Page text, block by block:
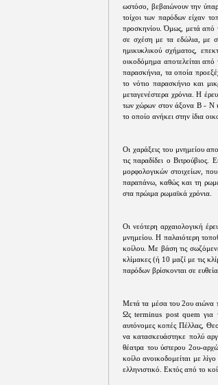
ωστόσο, βεβαιώνουν την
τοίχοι των παρόδων είχαν
προσκηνίου. Όμως, μετά από
σε σχέση με τα εδώλια, με
ημικυκλικού σχήματος,
οικοδόμημα αποτελείται από
παρασκήνια, τα οποία
το νότιο παρασκήνιο και
μεταγενέστερα χρόνια. Η
των χώρων στον άξονα Β - Ν
το οποίο ανήκει στην ίδια
Οι χαράξεις του μνημείου
τις παραδίδει ο Βιτρούβιος.
μορφολογικών στοιχείων,
παραπάνω, καθώς και τη
στα πρώιμα ρωμαϊκά χρόνια.
Οι νεότερη αρχαιολογική
μνημείου. Η παλαιότερη
κοίλου. Με βάση τις
κλίμακες (ή 10 μαζί με τις
παρόδων βρίσκονται σε
Μετά τα μέσα του 2ου αιώνα
Ως terminus post quem για
αυτόνομες κοπές Πέλλας,
να κατασκευάστηκε πολύ
θέατρα του ύστερου 2ου-
κοίλο ανοικοδομείται με
ελληνιστικό. Εκτός από το